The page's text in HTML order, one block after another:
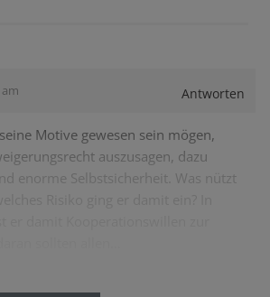
am Antworten
Motive gewesen sein mögen,
auszusagen, dazu
enorme Selbstsicherheit. Was nützt